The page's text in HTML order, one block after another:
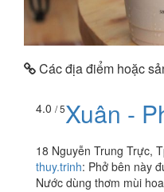
Các địa điểm hoặc
4.0 / 5Xuân -
18 Nguyễn Trung Trực,
thuy.trinh: Phở bên này
Nước dùng thơm mùi